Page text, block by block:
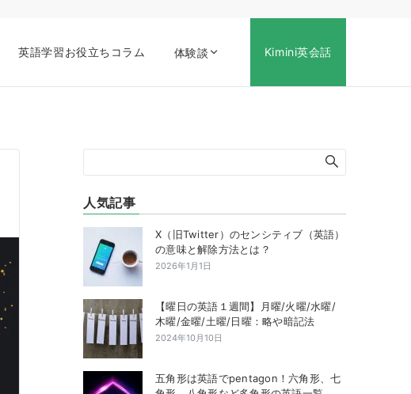
英語学習お役立ちコラム 体験談 Kimini英会話
人気記事
X（旧Twitter）のセンシティブ（英語）
の意味と解除方法とは？
2026年1月1日
【曜日の英語１週間】月曜/火曜/水曜/
木曜/金曜/土曜/日曜：略や暗記法
2024年10月10日
五角形は英語でpentagon！六角形、七